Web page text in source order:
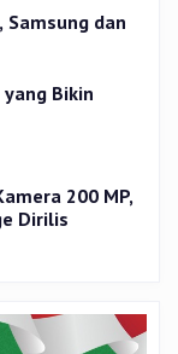
dan
Bikin
200 MP,
Dirilis